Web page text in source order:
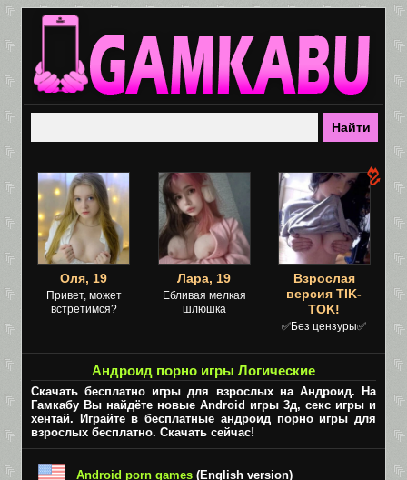
Оля, 19
Привет, может
встретимся?
Лара, 19
Ебливая мелкая
шлюшка
Взрослая
версия TIK-
TOK!
✅Без цензуры✅
Андроид порно игры Логические
Скачать бесплатно игры для взрослых на Андроид. На
Гамкабу Вы найдёте новые Android игры 3д, секс игры и
хентай. Играйте в бесплатные андроид порно игры для
взрослых бесплатно. Скачать сейчас!
Android porn games (English version)